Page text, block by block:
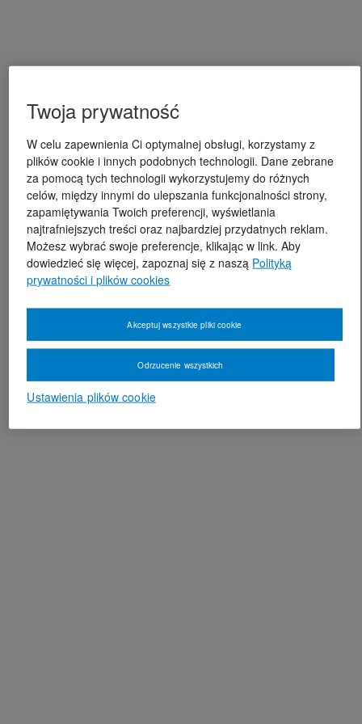
Twoja prywatność
W celu zapewnienia Ci optymalnej obsługi, korzystamy z
plików cookie i innych podobnych technologii. Dane zebrane
za pomocą tych technologii wykorzystujemy do różnych
celów, między innymi do ulepszania funkcjonalności strony,
zapamiętywania Twoich preferencji, wyświetlania
najtrafniejszych treści oraz najbardziej przydatnych reklam.
Możesz wybrać swoje preferencje, klikając w link. Aby
dowiedzieć się więcej, zapoznaj się z naszą Polityką
prywatności i plików cookies
Ustawienia plików cookie
Odrzucenie wszystkich
Akceptuj wszystkie pliki cookie